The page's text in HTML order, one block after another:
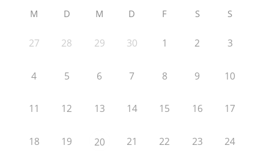
M D M D F S S
27 28 29 30 1 2 3
4 5 6 7 8 9 10
11 12 13 14 15 16 17
18 19 20 21 22 23 24